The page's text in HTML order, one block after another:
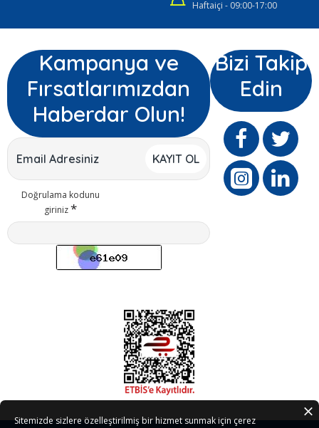
Haftaiçi - 09:00-17:00
Kampanya ve
Fırsatlarımızdan
Haberdar Olun!
KAYIT OL
Doğrulama kodunu
giriniz
Bizi Takip
Edin
Sitemizde sizlere özelleştirilmiş bir hizmet sunmak için çerez